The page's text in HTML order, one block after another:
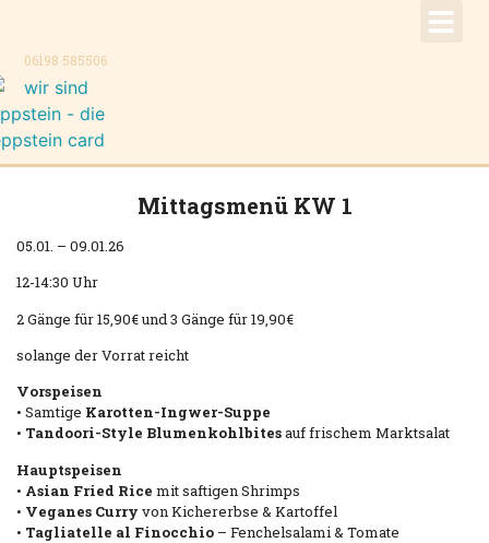
06198 585506
Mittagsmenü KW 1
05.01. – 09.01.26
12-14:30 Uhr
2 Gänge für 15,90€ und 3 Gänge für 19,90€
solange der Vorrat reicht
Vorspeisen
• Samtige Karotten-Ingwer-Suppe
• Tandoori-Style Blumenkohlbitesauf frischem Marktsalat
Hauptspeisen
• Asian Fried Rice mit saftigen Shrimps
• Veganes Curry von Kichererbse & Kartoffel
• Tagliatelle al Finocchio – Fenchelsalami & Tomate